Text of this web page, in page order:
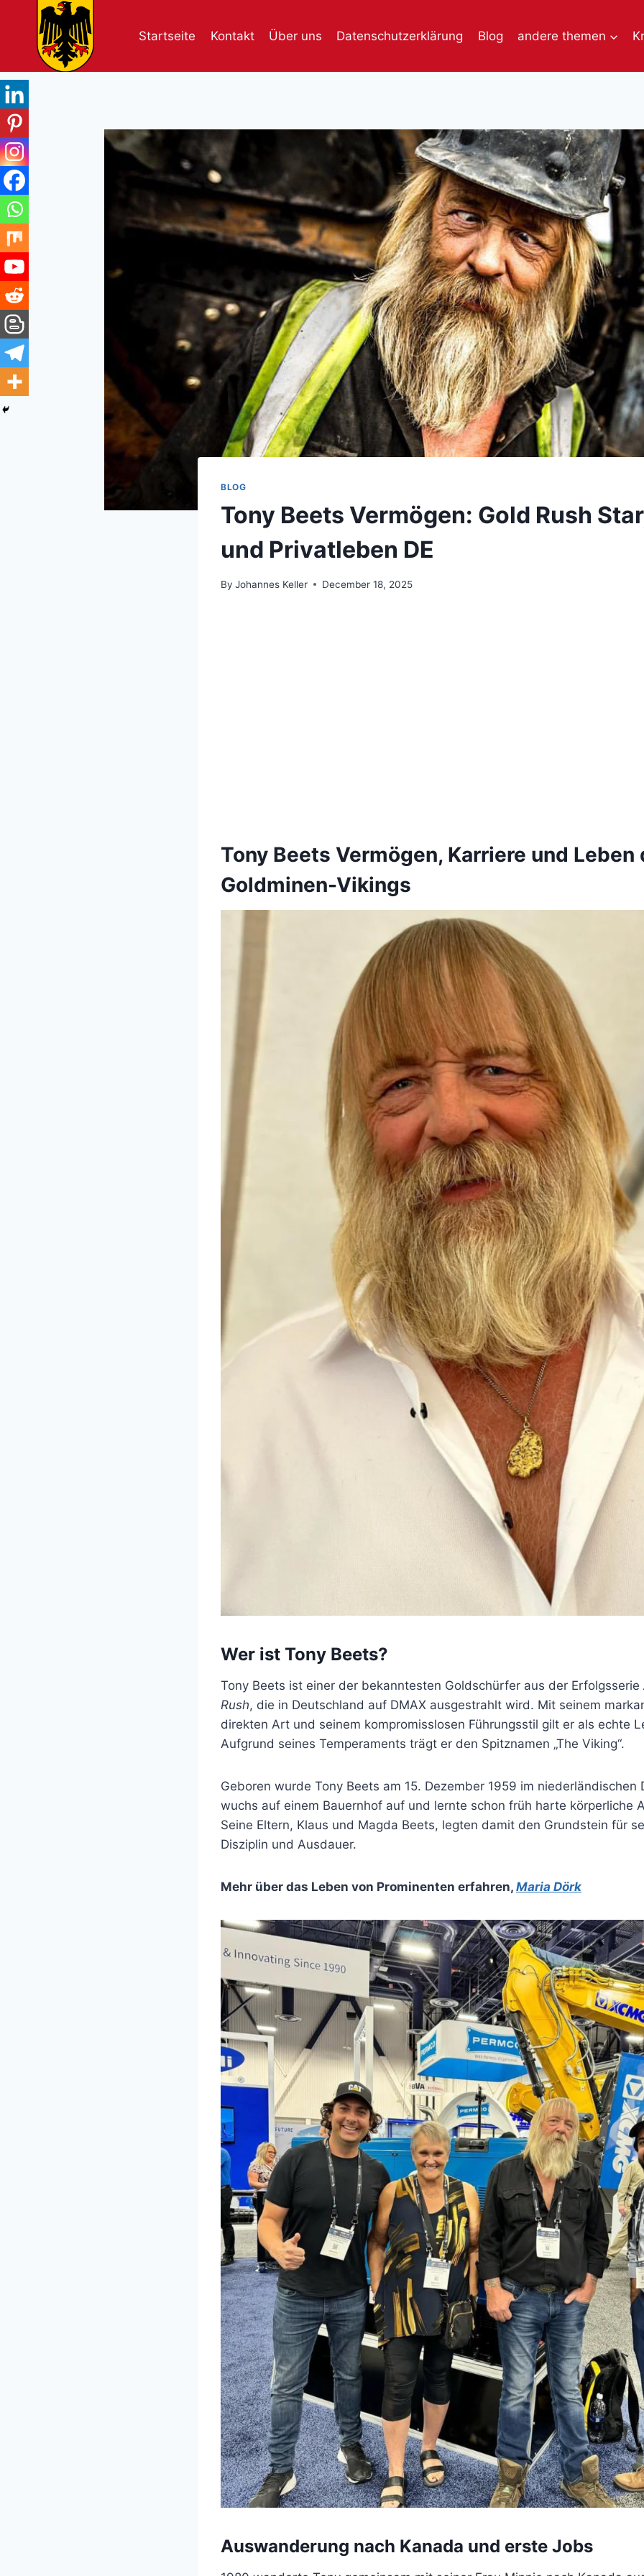
content
Startseite Kontakt Über uns Datenschutzerklärung Blog andere themen
BLOG
Tony Beets Vermögen: Gold Rush
und Privatleben DE
By Johannes Keller December 18, 2025
Tony Beets Vermögen, Karriere und Leben
Goldminen-Vikings
Wer ist Tony Beets?
Tony Beets ist einer der bekanntesten Goldschürfer aus der Erfolgsserie
Rush, die in Deutschland auf DMAX ausgestrahlt wird. Mit seinem
direkten Art und seinem kompromisslosen Führungsstil gilt er als echte
Aufgrund seines Temperaments trägt er den Spitznamen „The Viking“.
Geboren wurde Tony Beets am 15. Dezember 1959 im niederländischen
wuchs auf einem Bauernhof auf und lernte schon früh harte körperliche
Seine Eltern, Klaus und Magda Beets, legten damit den Grundstein für
Disziplin und Ausdauer.
Mehr über das Leben von Prominenten erfahren, Maria Dörk
Auswanderung nach Kanada und erste Jobs